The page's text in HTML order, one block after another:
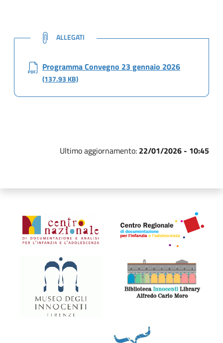
NOTE
ALLEGATI
Programma Convegno 23 gennaio 2026
(137.93 KB)
Ultimo aggiornamento: 22/01/2026 - 10:45
Organismi collegati